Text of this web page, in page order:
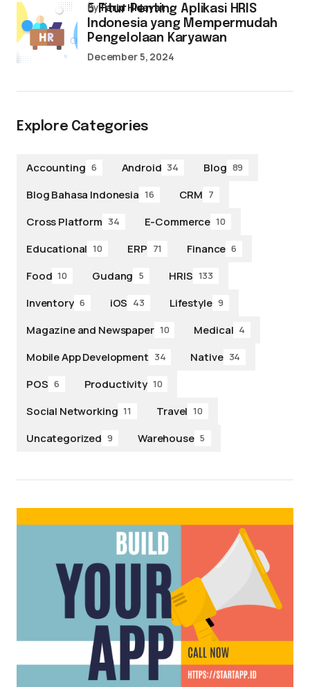
5 Fitur Penting Aplikasi HRIS
Indonesia yang Mempermudah
Pengelolaan Karyawan
byFarid Hidayat
December 5, 2024
Explore Categories
Accounting 6 Android 34 Blog 89
Blog Bahasa Indonesia 16 CRM 7
Cross Platform 34 E-Commerce 10
Educational 10 ERP 71 Finance 6
Food 10 Gudang 5 HRIS 133
Inventory 6 iOS 43 Lifestyle 9
Magazine and Newspaper 10 Medical 4
Mobile App Development 34 Native 34
POS 6 Productivity 10
Social Networking 11 Travel 10
Uncategorized 9 Warehouse 5